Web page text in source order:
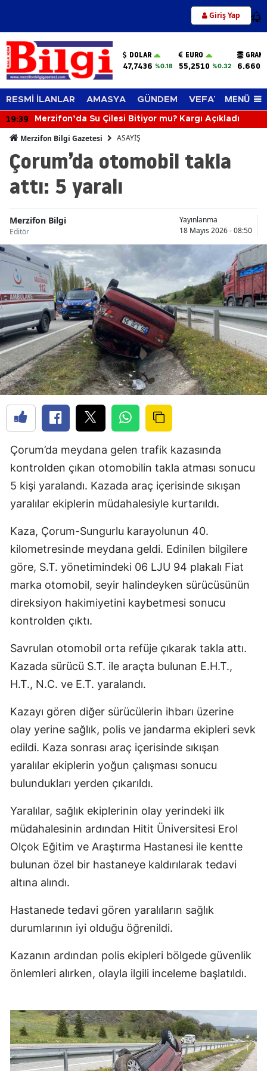
Giriş Yap 12
DOLAR
47,7436 %0.18
EURO
55,2510 %0.32
RESMİ İLANLAR AMASYA GÜNDEM VEFAT EDENLER
MENÜ
19:39 Merzifon’da Su Çilesi Bitiyor mu? Kargı Açıkladı
Merzifon Bilgi Gazetesi ASAYİŞ
Çorum’da otomobil takla
attı: 5 yaralı
Merzifon Bilgi
Editör
Yayınlanma
18 Mayıs 2026 - 08:50
Çorum’da meydana gelen trafik kazasında
kontrolden çıkan otomobilin takla atması sonucu
5 kişi yaralandı. Kazada araç içerisinde sıkışan
yaralılar ekiplerin müdahalesiyle kurtarıldı.
Kaza, Çorum-Sungurlu karayolunun 40.
kilometresinde meydana geldi. Edinilen bilgilere
göre, S.T. yönetimindeki 06 LJU 94 plakalı Fiat
marka otomobil, seyir halindeyken sürücüsünün
direksiyon hakimiyetini kaybetmesi sonucu
kontrolden çıktı.
Savrulan otomobil orta refüje çıkarak takla attı.
Kazada sürücü S.T. ile araçta bulunan E.H.T.,
H.T., N.C. ve E.T. yaralandı.
Kazayı gören diğer sürücülerin ihbarı üzerine
olay yerine sağlık, polis ve jandarma ekipleri sevk
edildi. Kaza sonrası araç içerisinde sıkışan
yaralılar ekiplerin yoğun çalışması sonucu
bulundukları yerden çıkarıldı.
Yaralılar, sağlık ekiplerinin olay yerindeki ilk
müdahalesinin ardından Hitit Üniversitesi Erol
Olçok Eğitim ve Araştırma Hastanesi ile kentte
bulunan özel bir hastaneye kaldırılarak tedavi
altına alındı.
Hastanede tedavi gören yaralıların sağlık
durumlarının iyi olduğu öğrenildi.
Kazanın ardından polis ekipleri bölgede güvenlik
önlemleri alırken, olayla ilgili inceleme başlatıldı.